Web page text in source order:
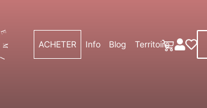
ACHETER Info Blog Territoire